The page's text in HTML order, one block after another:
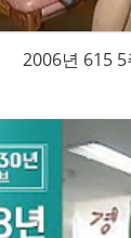
2006년 615